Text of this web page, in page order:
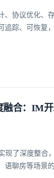
、协议优化、
踪、可恢复
合：IM
现了深度整合
语聊房等场景